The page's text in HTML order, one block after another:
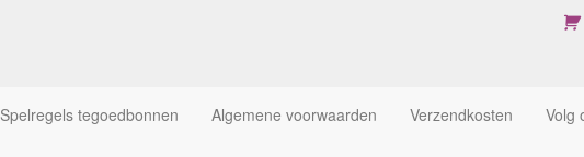
Spelregels tegoedbonnen Algemene voorwaarden Verzendkosten Volg